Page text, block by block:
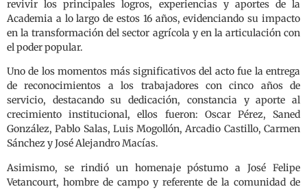
revivir los principales logros, experiencias y aportes de la
Academia a lo largo de estos 16 años, evidenciando su impacto
en la transformación del sector agrícola y en la articulación con
el poder popular.
Uno de los momentos más significativos del acto fue la entrega
de reconocimientos a los trabajadores con cinco años de
servicio, destacando su dedicación, constancia y aporte al
crecimiento institucional, ellos fueron: Oscar Pérez, Saned
González, Pablo Salas, Luis Mogollón, Arcadio Castillo, Carmen
Sánchez y José Alejandro Macías.
Asimismo, se rindió un homenaje póstumo a José Felipe
Vetancourt, hombre de campo y referente de la comunidad de